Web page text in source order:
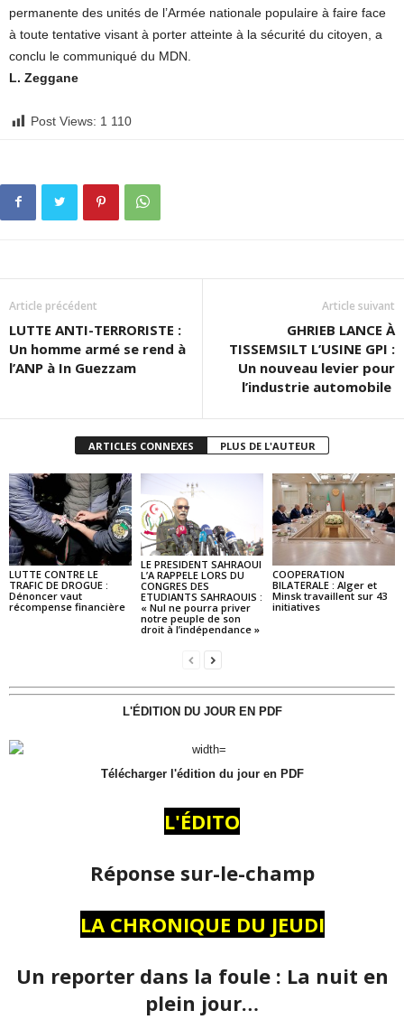
permanente des unités de l’Armée nationale populaire à faire face
à toute tentative visant à porter atteinte à la sécurité du citoyen, a
conclu le communiqué du MDN.
L. Zeggane
Post Views: 1 110
Article précédent
LUTTE ANTI-TERRORISTE :
Un homme armé se rend à
l’ANP à In Guezzam
Article suivant
GHRIEB LANCE À
TISSEMSILT L’USINE GPI :
Un nouveau levier pour
l’industrie automobile
ARTICLES CONNEXES PLUS DE L'AUTEUR
LUTTE CONTRE LE
TRAFIC DE DROGUE :
Dénoncer vaut
récompense financière
LE PRESIDENT SAHRAOUI
L’A RAPPELE LORS DU
CONGRES DES
ETUDIANTS SAHRAOUIS :
« Nul ne pourra priver
notre peuple de son
droit à l’indépendance »
COOPERATION
BILATERALE : Alger et
Minsk travaillent sur 43
initiatives
L'ÉDITION DU JOUR EN PDF
Télécharger l'édition du jour en PDF
L'ÉDITO
Réponse sur-le-champ
LA CHRONIQUE DU JEUDI
Un reporter dans la foule : La nuit en
plein jour…